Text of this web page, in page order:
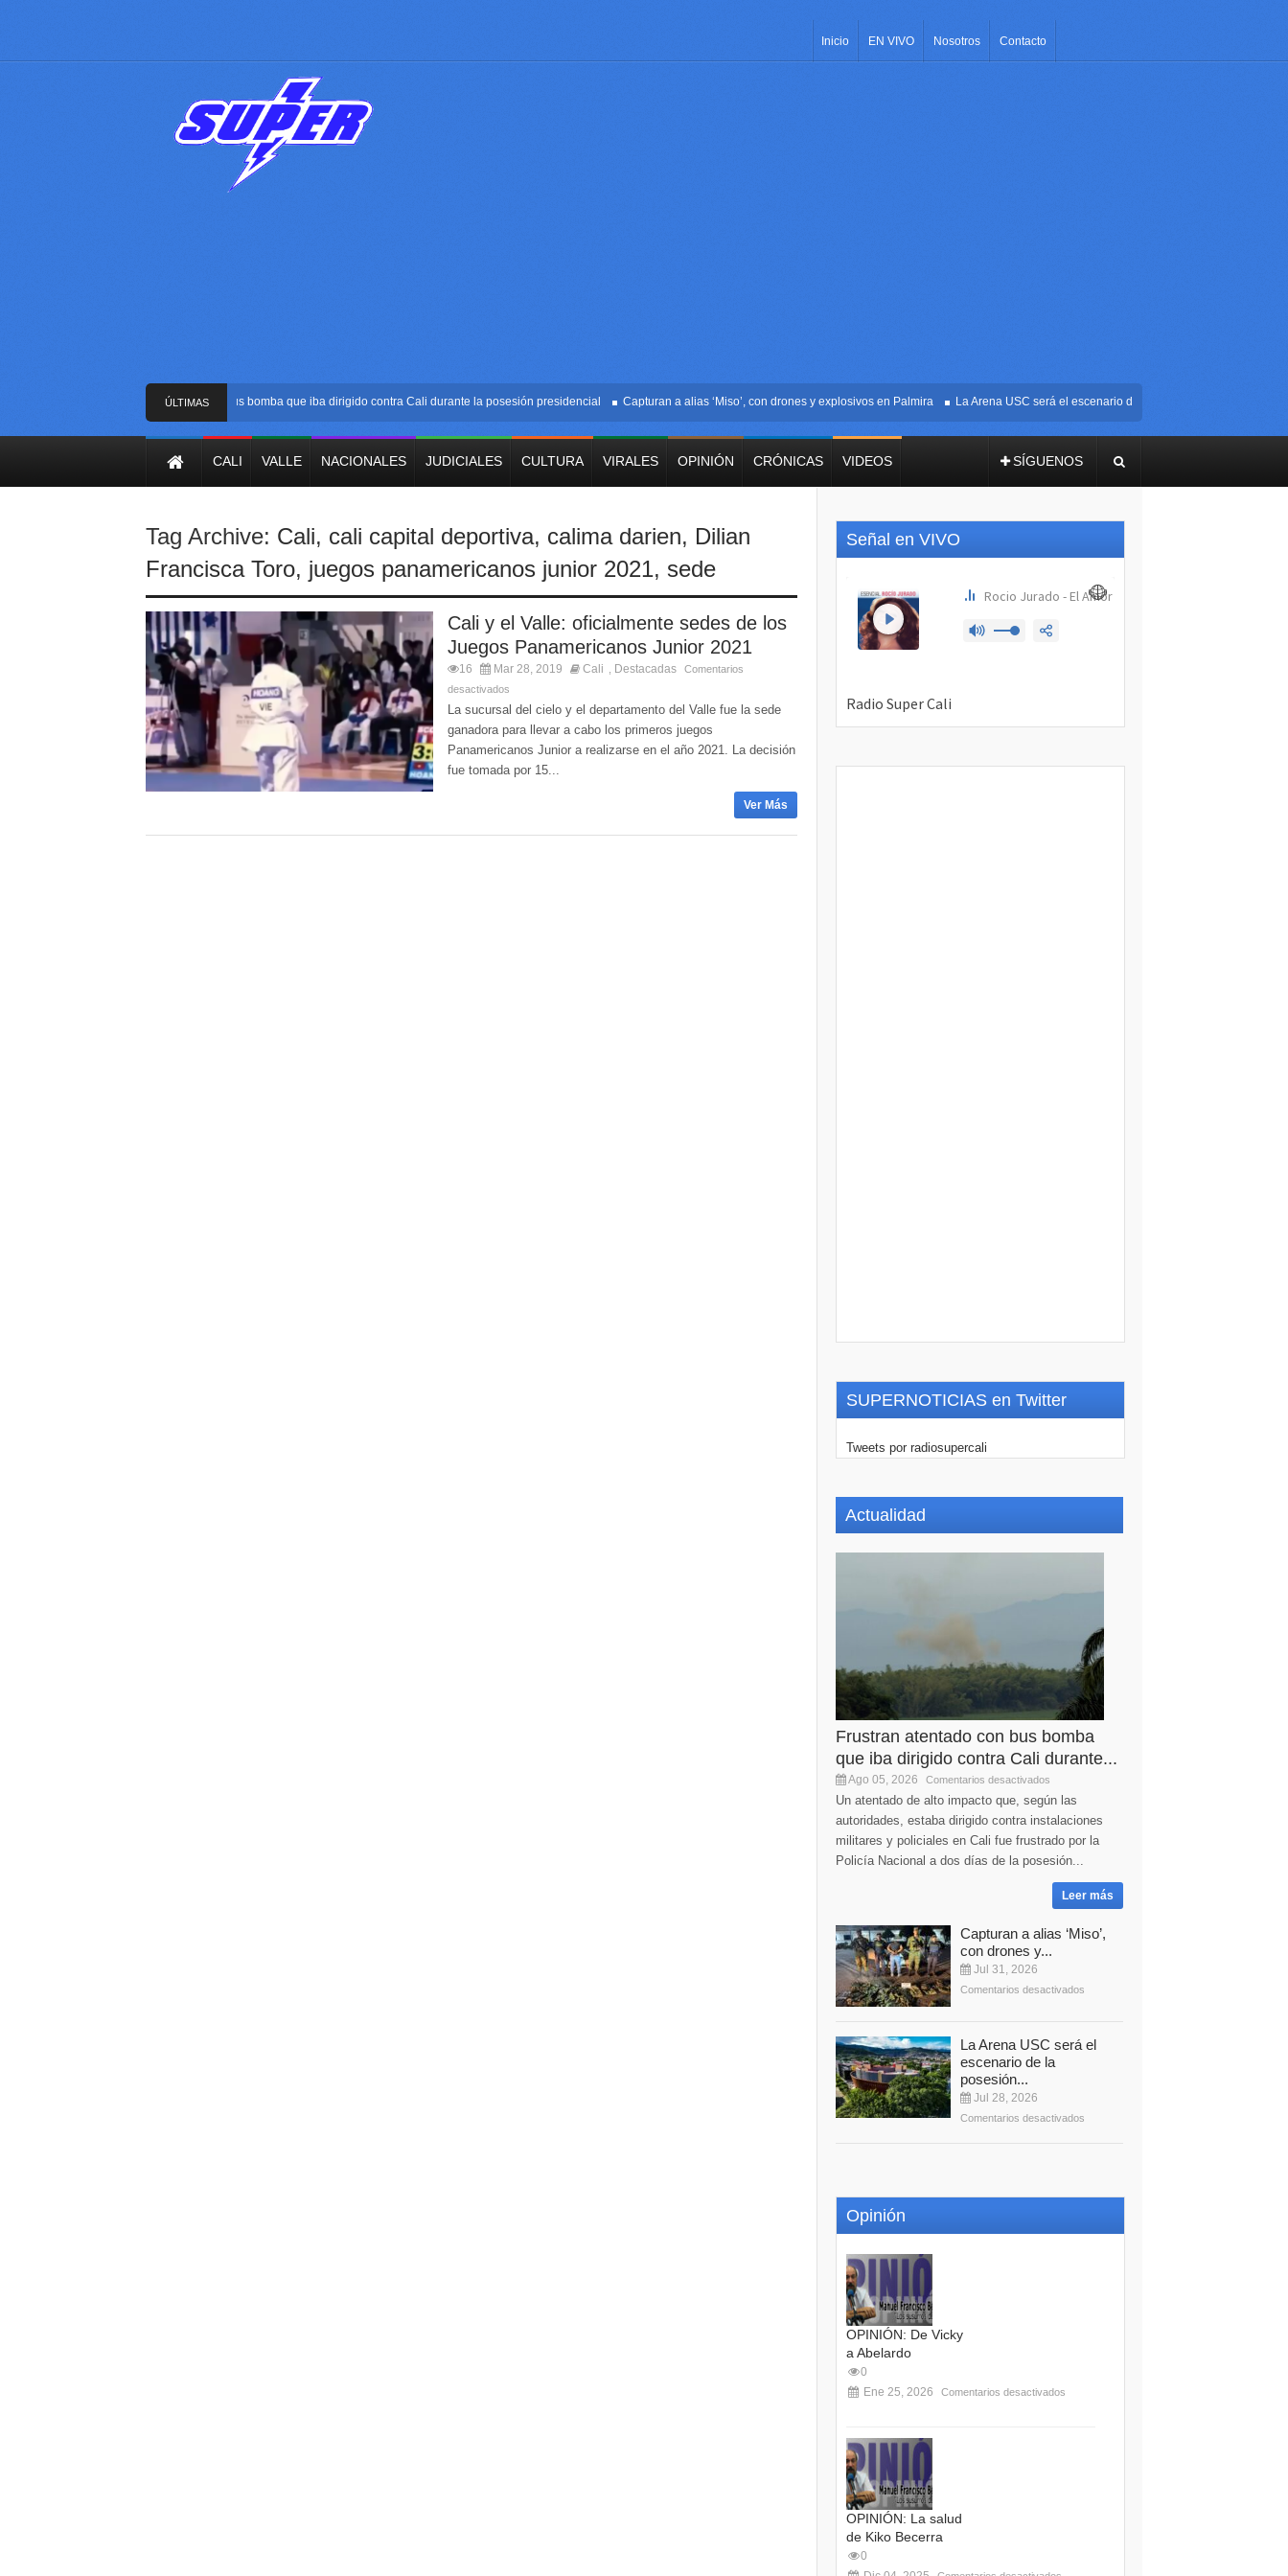
Inicio EN VIVO Nosotros Contacto
ÚLTIMAS
NOTICIAS
Frustran atentado con bus bomba que iba dirigido contra Cali durante la posesión presidencial Capturan a alias ‘Miso’, con drones y explosivos en Palmira La Arena USC será el escenario de la posesión presidencial de
CALI VALLE NACIONALES JUDICIALES CULTURA VIRALES OPINIÓN CRÓNICAS VIDEOS SÍGUENOS
Tag Archive: Cali, cali capital deportiva, calima darien, Dilian
Francisca Toro, juegos panamericanos junior 2021, sede
Cali y el Valle: oficialmente sedes de los
Juegos Panamericanos Junior 2021
16 Mar 28, 2019 Cali Destacadas
Comentarios
desactivados
La sucursal del cielo y el departamento del Valle fue la sede
ganadora para llevar a cabo los primeros juegos
Panamericanos Junior a realizarse en el año 2021. La decisión
fue tomada por 15...
Ver Más
Señal en VIVO
SUPERNOTICIAS en Twitter
Tweets por radiosupercali
Actualidad
Frustran atentado con bus bomba
que iba dirigido contra Cali durante...
Ago 05, 2026 Comentarios desactivados
Un atentado de alto impacto que, según las
autoridades, estaba dirigido contra instalaciones
militares y policiales en Cali fue frustrado por la
Policía Nacional a dos días de la posesión...
Leer más
Capturan a alias ‘Miso’,
con drones y...
Jul 31, 2026
Comentarios desactivados
La Arena USC será el
escenario de la
posesión...
Jul 28, 2026
Comentarios desactivados
Opinión
OPINIÓN: De Vicky
a Abelardo
0
Ene 25, 2026
Comentarios desactivados
OPINIÓN: La salud
de Kiko Becerra
0